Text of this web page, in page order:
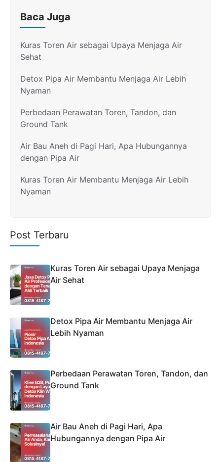
Baca Juga
Kuras Toren Air sebagai Upaya Menjaga Air
Sehat
Detox Pipa Air Membantu Menjaga Air Lebih
Nyaman
Perbedaan Perawatan Toren, Tandon, dan
Ground Tank
Air Bau Aneh di Pagi Hari, Apa Hubungannya
dengan Pipa Air
Kuras Toren Air Membantu Menjaga Air Lebih
Nyaman
Post Terbaru
Kuras Toren Air sebagai Upaya Menjaga
Air Sehat
Detox Pipa Air Membantu Menjaga Air
Lebih Nyaman
Perbedaan Perawatan Toren, Tandon, dan
Ground Tank
Air Bau Aneh di Pagi Hari, Apa
Hubungannya dengan Pipa Air